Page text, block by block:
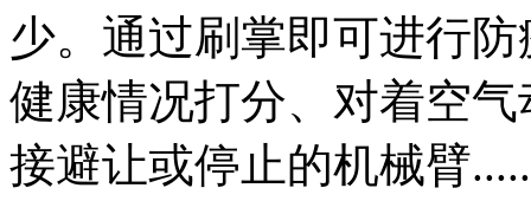
少。通过刷掌即可进行
健康情况打分、对着空
接避让或停止的机械臂